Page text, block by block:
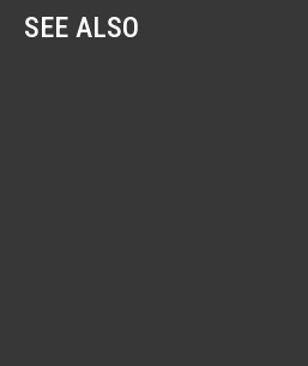
SEE ALSO